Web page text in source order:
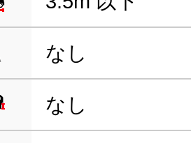
なし
なし